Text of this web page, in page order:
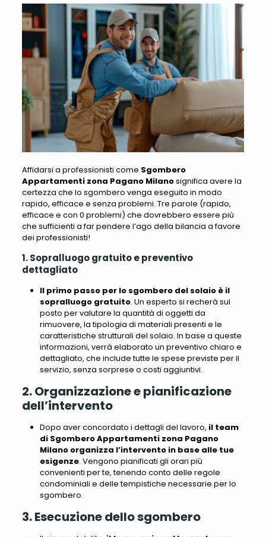
Affidarsi a professionisti come Sgombero
Appartamenti zona Pagano Milanosignifica avere la
certezza che lo sgombero venga eseguito in modo
rapido, efficace e senza problemi. Tre parole (rapido,
efficace e con 0 problemi) che dovrebbero essere più
che sufficienti a far pendere l’ago della bilancia a favore
dei professionisti!
1. Sopralluogo gratuito e preventivo
dettagliato
Il primo passo per lo sgombero del solaio è il
sopralluogo gratuito. Un esperto si recherà sul
posto per valutare la quantità di oggetti da
rimuovere, la tipologia di materiali presenti e le
caratteristiche strutturali del solaio. In base a queste
informazioni, verrà elaborato un preventivo chiaro e
dettagliato, che include tutte le spese previste per il
servizio, senza sorprese o costi aggiuntivi.
2. Organizzazione e pianificazione
dell’intervento
Dopo aver concordato i dettagli del lavoro, il team
di Sgombero Appartamenti zona Pagano
Milano organizza l’intervento in base alle tue
esigenze. Vengono pianificati gli orari più
convenienti per te, tenendo conto delle regole
condominiali e delle tempistiche necessarie per lo
sgombero.
3. Esecuzione dello sgombero